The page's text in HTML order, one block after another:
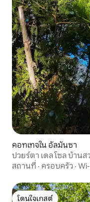
คอทเทจใน อัลมันซา
ปวยร์ตา เดล โซล บ้าน
สถานที่ · ครอบครัว ·
โดนใจเกสต์